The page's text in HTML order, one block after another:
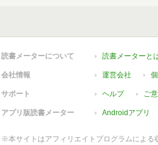
読書メーターについて 読書メーターと
会社情報 運営会社
サポート ヘルプ ご
アプリ版読書メーター Androidアプリ
※本サイトはアフィリエイトプログラムによる